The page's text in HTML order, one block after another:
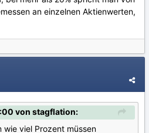
an einzelnen Aktienwerten,
von stagflation:
wie viel Prozent müssen